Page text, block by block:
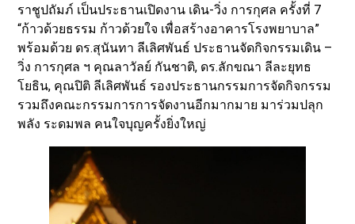
ราชูปถัมภ์ เป็นประธานเปิดงาน เดิน-วิ่ง การกุศล ครั้งที่ 7
“ก้าวด้วยธรรม ก้าวด้วยใจ เพื่อสร้างอาคารโรงพยาบาล”
พร้อมด้วย ดร.สุนันทา ลีเลิศพันธ์ ประธานจัดกิจกรรมเดิน –
วิ่ง การกุศล ฯ คุณลาวัลย์ กันชาติ, ดร.ลักขณา ลีละยุทธ
โยธิน, คุณปิติ ลีเลิศพันธ์ รองประธานกรรมการจัดกิจกรรม
รวมถึงคณะกรรมการการจัดงานอีกมากมาย มาร่วมปลุก
พลัง ระดมพล คนใจบุญครั้งยิ่งใหญ่